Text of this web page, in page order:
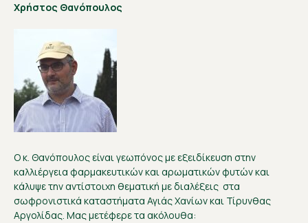
Χρήστος Θανόπουλος
Ο κ. Θανόπουλος είναι γεωπόνος με εξειδίκευση στην
καλλιέργεια φαρμακευτικών και αρωματικών φυτών και
κάλυψε την αντίστοιχη θεματική με διαλέξεις στα
σωφρονιστικά καταστήματα Αγιάς Χανίων και Τίρυνθας
Αργολίδας. Μας μετέφερε τα ακόλουθα: